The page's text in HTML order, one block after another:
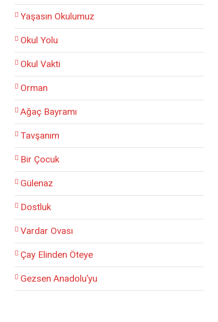
Yaşasın Okulumuz
Okul Yolu
Okul Vakti
Orman
Ağaç Bayramı
Tavşanım
Bir Çocuk
Gülenaz
Dostluk
Vardar Ovası
Çay Elinden Öteye
Gezsen Anadolu’yu